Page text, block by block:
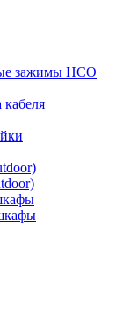
зажимы НСО
кабеля